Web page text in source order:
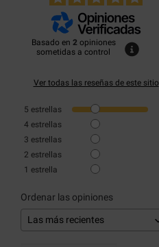
Basado en 2 opiniones
sometidas a control
Ver todas las reseñas de este sitio
5 estrellas
4 estrellas
3 estrellas
2 estrellas
1 estrella
Ordenar las opiniones